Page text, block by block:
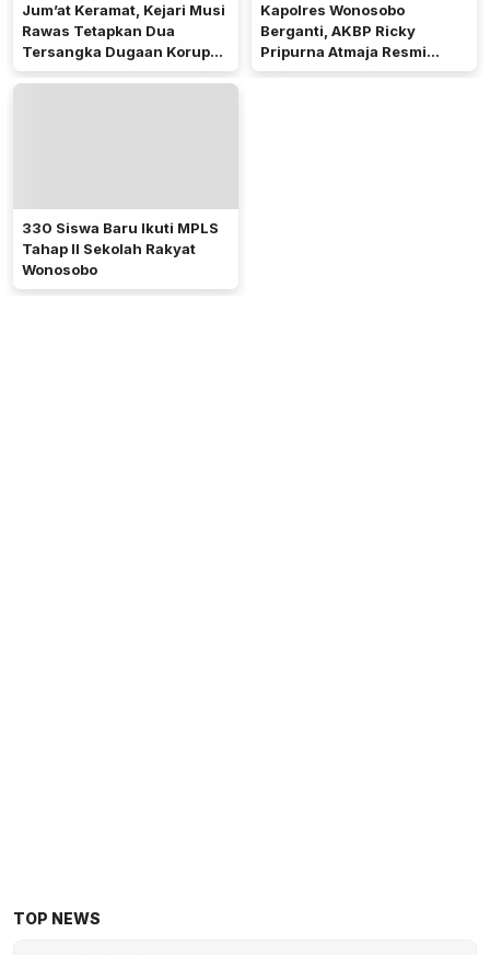
Jum’at Keramat, Kejari Musi
Rawas Tetapkan Dua
Tersangka Dugaan Korupsi
Dana PSR
Kapolres Wonosobo
Berganti, AKBP Ricky
Pripurna Atmaja Resmi
Menjabat
330 Siswa Baru Ikuti MPLS
Tahap II Sekolah Rakyat
Wonosobo
TOP NEWS